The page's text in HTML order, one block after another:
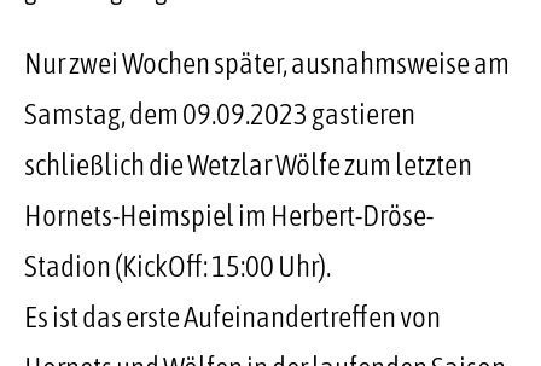
Nur zwei Wochen später, ausnahmsweise am
Samstag, dem 09.09.2023 gastieren
schließlich die Wetzlar Wölfe zum letzten
Hornets-Heimspiel im Herbert-Dröse-
Stadion (KickOff: 15:00 Uhr).
Es ist das erste Aufeinandertreffen von